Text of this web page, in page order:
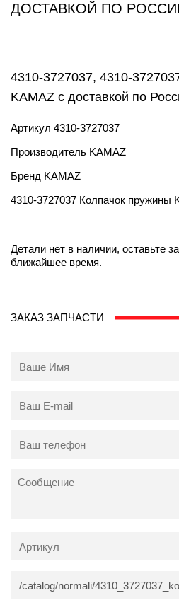
ДОСТАВКОЙ ПО
4310-3727037, 4310-
KAMAZ с доставкой по
Артикул 4310-3727037
Производитель KAMAZ
Бренд KAMAZ
4310-3727037 Колпачок пружины
Детали нет в наличии, оставьте
ближайшее время.
ЗАКАЗ ЗАПЧАСТИ